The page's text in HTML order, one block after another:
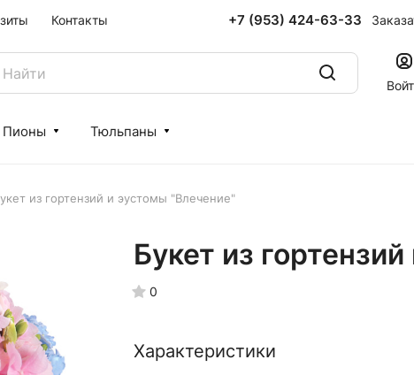
Контакты +7 (953) 424-63-33
Пионы Тюльпаны
из гортензий и эустомы "Влечение"
Букет из
0
Характеристики